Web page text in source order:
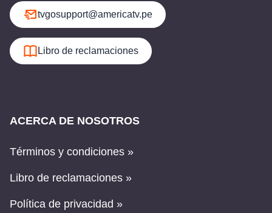
tvgosupport@americatv.pe
Libro de reclamaciones
ACERCA DE NOSOTROS
Términos y condiciones »
Libro de reclamaciones »
Política de privacidad »